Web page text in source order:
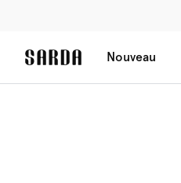
Nouveau